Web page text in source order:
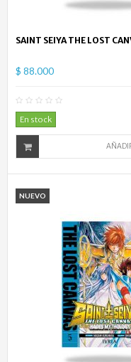
SAINT SEIYA THE LOST
$ 88.000
En stock
NUEVO